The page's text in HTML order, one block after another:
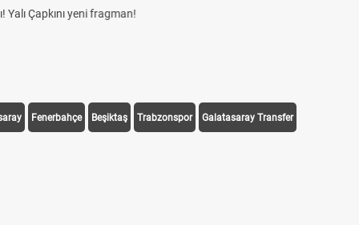
Fenerbahçe Beşiktaş Trabzonspor Galatasaray Transfer